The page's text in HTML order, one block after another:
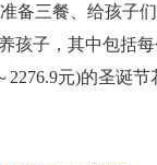
三餐、给孩子
孩子，其中包括
2276.9元)的圣诞